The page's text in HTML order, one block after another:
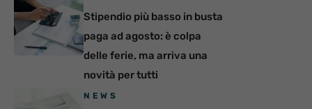
Stipendio più basso in busta
paga ad agosto: è colpa
delle ferie, ma arriva una
novità per tutti
NEWS